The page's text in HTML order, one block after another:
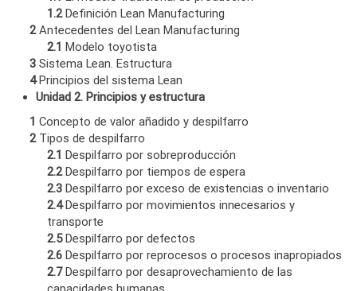
1.2Definición Lean Manufacturing
2Antecedentes del Lean Manufacturing
2.1 Modelo toyotista
3 Sistema Lean. Estructura
4Principios del sistema Lean
Unidad 2. Principios y estructura
1 Concepto de valor añadido y despilfarro
2Tipos de despilfarro
2.1 Despilfarro por sobreproducción
2.2Despilfarro por tiempos de espera
2.3 Despilfarro por exceso de existencias o inventario
2.4Despilfarro por movimientos innecesarios y
transporte
2.5Despilfarro por defectos
2.6 Despilfarro por reprocesos o procesos inapropiados
2.7Despilfarro por desaprovechamiento de las